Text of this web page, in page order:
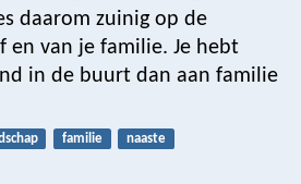
daarom zuinig op de
en van je familie. Je hebt
in de buurt dan aan familie
familie naaste